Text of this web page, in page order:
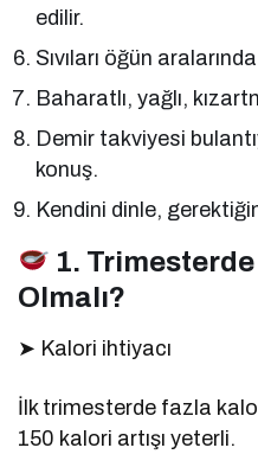
edilir.
Sıvıları öğün
Baharatlı, yağlı,
Demir takviyesi
konuş.
Kendini dinle,
1.
Olmalı?
➤ Kalori ihtiyacı
İlk trimesterde fazla
150 kalori artışı yeterli.